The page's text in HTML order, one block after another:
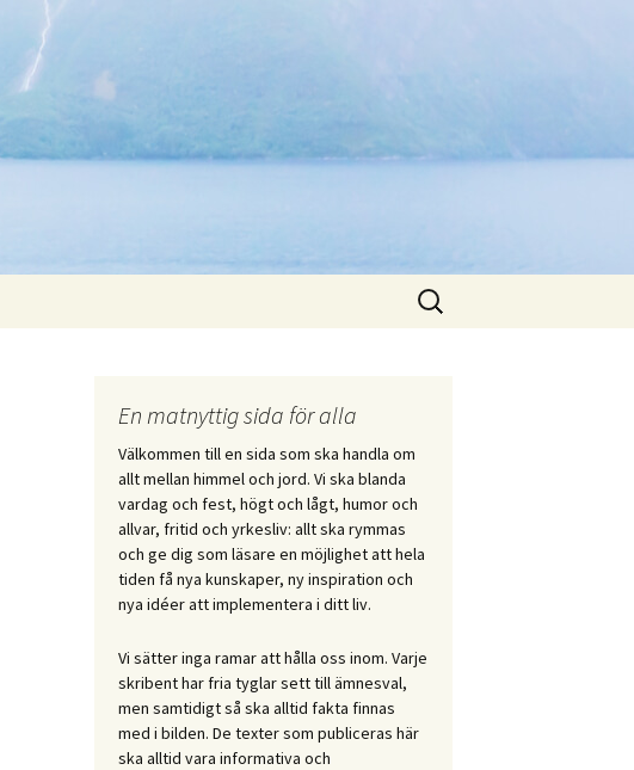
Sök
efter:
En matnyttig sida för alla
Välkommen till en sida som ska handla om
allt mellan himmel och jord. Vi ska blanda
vardag och fest, högt och lågt, humor och
allvar, fritid och yrkesliv: allt ska rymmas
och ge dig som läsare en möjlighet att hela
tiden få nya kunskaper, ny inspiration och
nya idéer att implementera i ditt liv.
Vi sätter inga ramar att hålla oss inom. Varje
skribent har fria tyglar sett till ämnesval,
men samtidigt så ska alltid fakta finnas
med i bilden. De texter som publiceras här
ska alltid vara informativa och